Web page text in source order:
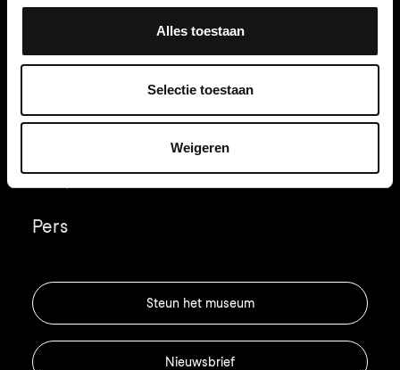
Alles toestaan
Selectie toestaan
Weigeren
info@nederlandsfotomuseum.nl
FAQ
Pers
Steun het museum
Nieuwsbrief